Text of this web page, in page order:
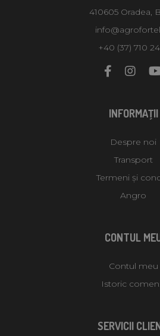
410605 Oradea,
+40 (37) 710
INFORMAŢII
Despre noi
Transport
Termeni și
Angro
CONTUL
Contul meu
Istoric
SERVICII